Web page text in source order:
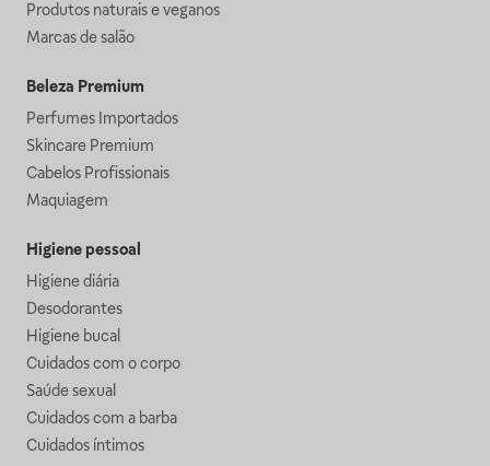
Produtos naturais e veganos
Marcas de salão
Beleza Premium
Perfumes Importados
Skincare Premium
Cabelos Profissionais
Maquiagem
Higiene pessoal
Higiene diária
Desodorantes
Higiene bucal
Cuidados com o corpo
Saúde sexual
Cuidados com a barba
Cuidados íntimos